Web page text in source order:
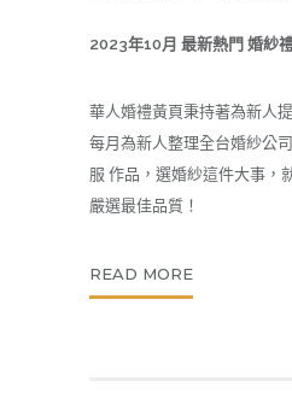
2023年10月 最新熱門 婚紗
華人婚禮黃頁秉持著為新人
每月為新人整理全台婚紗公
服 作品，選婚紗這件大事，
嚴選最佳品質！
READ MORE